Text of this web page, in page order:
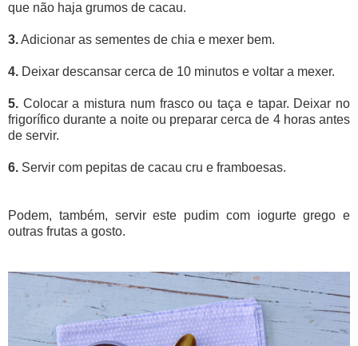
que não haja grumos de cacau.
3.Adicionar as sementes de chia e mexer bem.
4. Deixar descansar cerca de 10 minutos e voltar a mexer.
5. Colocar a mistura num frasco ou taça e tapar. Deixar no
frigorífico durante a noite ou preparar cerca de 4 horas antes
de servir.
6. Servir com pepitas de cacau cru e framboesas.
Podem, também, servir este pudim com iogurte grego e
outras frutas a gosto.